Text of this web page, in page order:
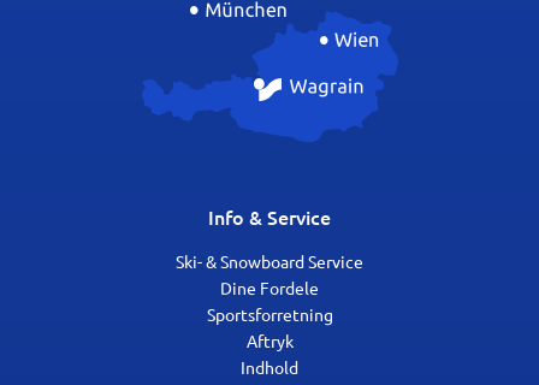
Info & Service
Ski- & Snowboard Service
Dine Fordele
Sportsforretning
Aftryk
Indhold